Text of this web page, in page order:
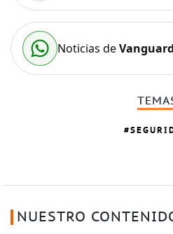
Noticias de
NUESTRO